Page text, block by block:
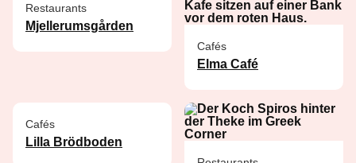
Restaurants
Mjellerumsgården
Cafés
Elma Café
Cafés
Lilla Brödboden